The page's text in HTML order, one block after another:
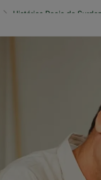
Histórias Reais de
depoimento de
5 meses no processo